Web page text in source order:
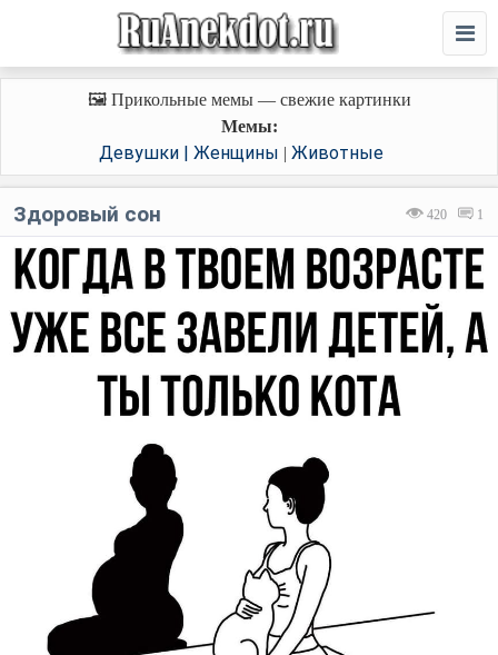
🖼️ Прикольные мемы — свежие картинки
Мемы:
Девушки | Женщины | Животные
420 1
Здоровый сон